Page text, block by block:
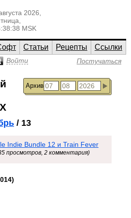
2026,
MSK
Статьи Рецепты
Ссылки
Войти Постучаться
Архив
/ 13
Indie Bundle 12 и Train Fever
просмотров, 2 комментария)